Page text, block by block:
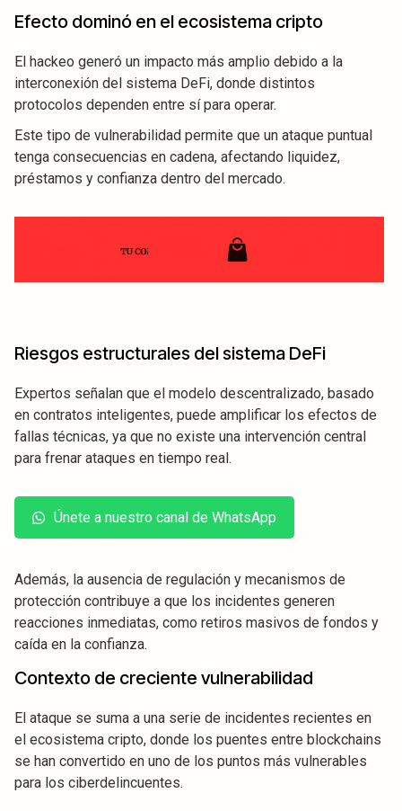
Efecto dominó en el ecosistema cripto
El hackeo generó un impacto más amplio debido a la
interconexión del sistema DeFi, donde distintos
protocolos dependen entre sí para operar.
Este tipo de vulnerabilidad permite que un ataque puntual
tenga consecuencias en cadena, afectando liquidez,
préstamos y confianza dentro del mercado.
Riesgos estructurales del sistema DeFi
Expertos señalan que el modelo descentralizado, basado
en contratos inteligentes, puede amplificar los efectos de
fallas técnicas, ya que no existe una intervención central
para frenar ataques en tiempo real.
Únete a nuestro canal de WhatsApp
Además, la ausencia de regulación y mecanismos de
protección contribuye a que los incidentes generen
reacciones inmediatas, como retiros masivos de fondos y
caída en la confianza.
Contexto de creciente vulnerabilidad
El ataque se suma a una serie de incidentes recientes en
el ecosistema cripto, donde los puentes entre blockchains
se han convertido en uno de los puntos más vulnerables
para los ciberdelincuentes.